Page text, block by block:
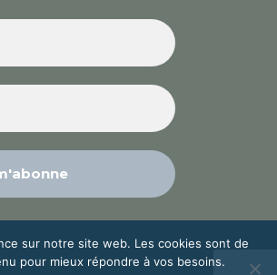
sur notre site web. Les cookies sont de
pour mieux répondre à vos besoins.